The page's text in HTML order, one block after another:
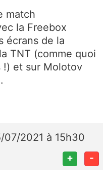
match
la Freebox
écrans de la
TNT (comme quoi
!) et sur Molotov
07/2021 à 15h30
+ -